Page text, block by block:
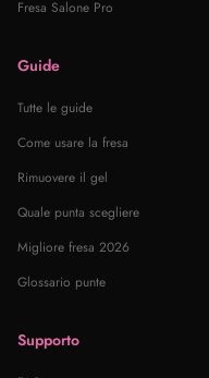
Fresa Salone Pro
Guide
Tutte le guide
Come usare la fresa
Rimuovere il gel
Quale punta scegliere
Migliore fresa 2026
Glossario punte
Supporto